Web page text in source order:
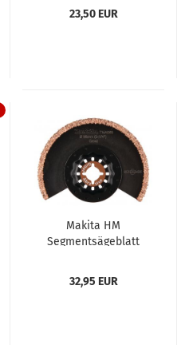
23,50 EUR
Makita HM
Segmentsägeblatt
32,95 EUR